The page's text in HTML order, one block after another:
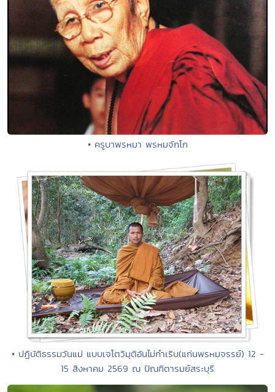
• ครูบาพรหมา พรหมจักโก
• ปฏิบัติธรรมวันแม่ แบบเจโตวิมุติอันไม่กำเริบ(แก่นพรหมจรรย์) 12 -
15 สิงหาคม 2569 ณ ปัณฑิตารมย์สระบุรี